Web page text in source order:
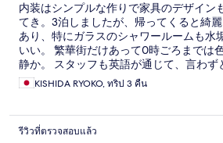
内装はシンプルな作りで家具のデザイン
てき。3泊しましたが、帰ってくると綺
あり、特にガラスのシャワールームも水
いい。 繁華街だけあって0時ごろまでは
静か。 スタッフも英語が通じて、言わ
してくれる気遣い。また利用したいです。
KISHIDA RYOKO, ทริป 3 คืน
รีวิวที่ตรวจสอบแล้ว